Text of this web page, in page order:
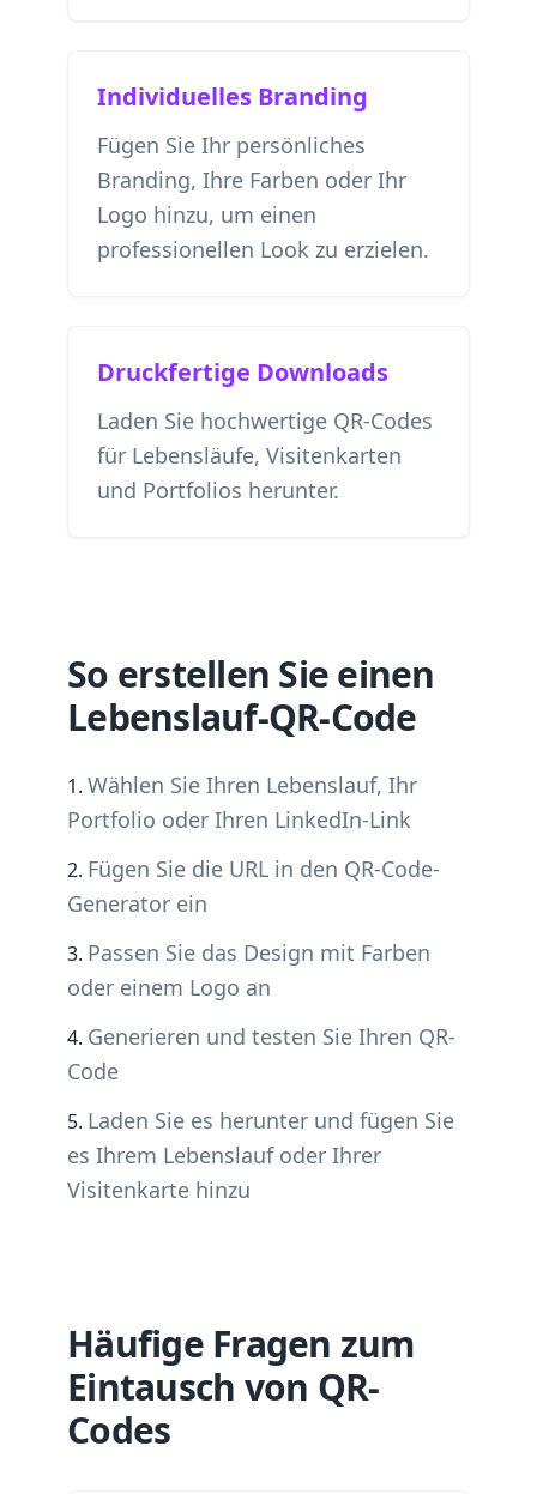
Individuelles Branding
Fügen Sie Ihr persönliches
Branding, Ihre Farben oder Ihr
Logo hinzu, um einen
professionellen Look zu erzielen.
Druckfertige Downloads
Laden Sie hochwertige QR-Codes
für Lebensläufe, Visitenkarten
und Portfolios herunter.
So erstellen Sie einen
Lebenslauf-QR-Code
Wählen Sie Ihren Lebenslauf, Ihr
Portfolio oder Ihren LinkedIn-Link
Fügen Sie die URL in den QR-Code-
Generator ein
Passen Sie das Design mit Farben
oder einem Logo an
Generieren und testen Sie Ihren QR-
Code
Laden Sie es herunter und fügen Sie
es Ihrem Lebenslauf oder Ihrer
Visitenkarte hinzu
Häufige Fragen zum
Eintausch von QR-
Codes